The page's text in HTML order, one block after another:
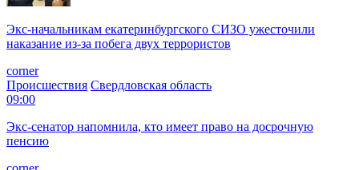
Экс-начальникам екатеринбургского СИЗО ужесточили
наказание из-за побега двух террористов
corner
Происшествия Свердловская область
09:00
Экс-сенатор напомнила, кто имеет право на досрочную
пенсию